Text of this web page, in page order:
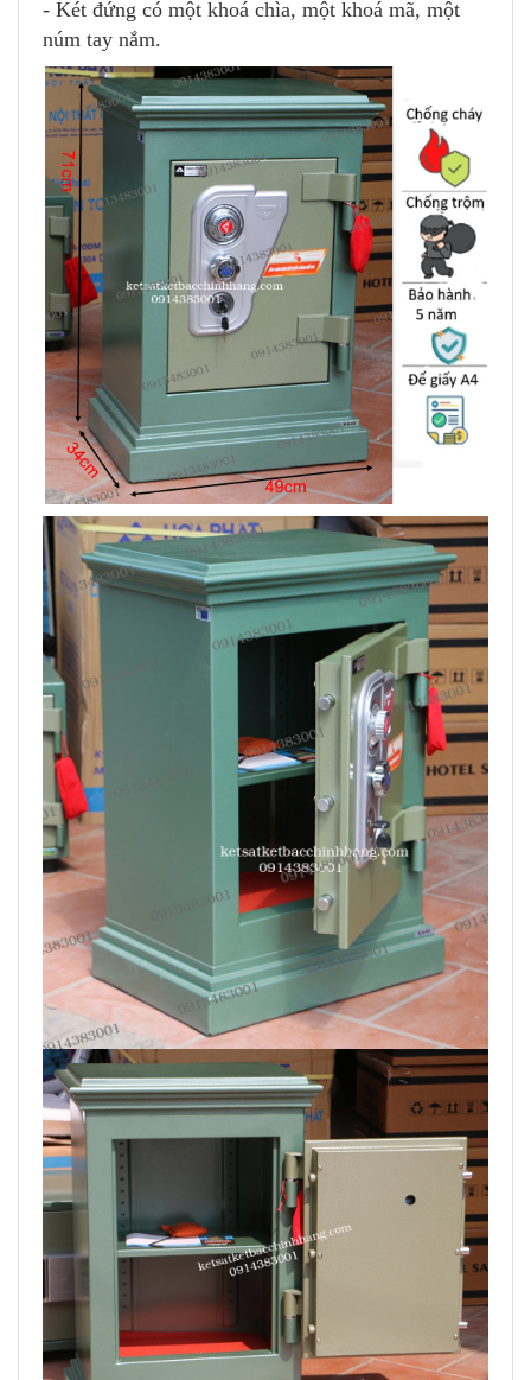
- Két đứng có một khoá chìa, một khoá mã, một
núm tay nắm.